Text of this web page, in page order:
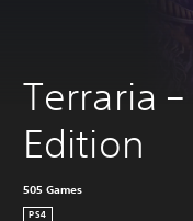
Terraria
Edition
505 Games
PS4